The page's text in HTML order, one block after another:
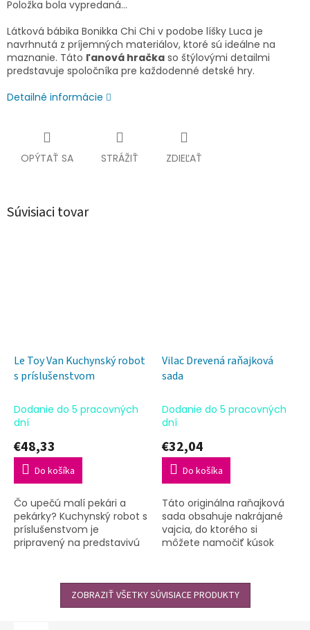
Položka bola vypredaná…
Látková bábika Bonikka Chi Chi v podobe líšky Luca je
navrhnutá z príjemných materiálov, ktoré sú ideálne na
maznanie. Táto ľanová hračka so štýlovými detailmi
predstavuje spoločníka pre každodenné detské hry.
Detailné informácie
OPÝTAŤ SA STRÁŽIŤ ZDIEĽAŤ
Súvisiaci tovar
Le Toy Van Kuchynský robot
s príslušenstvom
Dodanie do 5 pracovných
dní
€48,33
Do košíka
Čo upečú malí pekári a
pekárky? Kuchynský robot s
príslušenstvom je
pripravený na predstavivú
Vilac Drevená raňajková
sada
Dodanie do 5 pracovných
dní
€32,04
Do košíka
Táto originálna raňajková
sada obsahuje nakrájané
vajcia, do ktorého si
môžete namočiť kúsok
čaju s čajovým sáčkom a...
ZOBRAZIŤ VŠETKY SÚVISIACE PRODUKTY